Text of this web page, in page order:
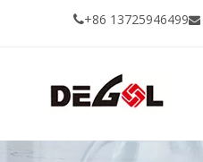
+86 13725946499